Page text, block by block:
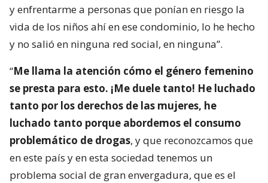
y enfrentarme a personas que ponían en riesgo la
vida de los niños ahí en ese condominio, lo he hecho
y no salió en ninguna red social, en ninguna”.
“Me llama la atención cómo el género femenino
se presta para esto. ¡Me duele tanto! He luchado
tanto por los derechos de las mujeres, he
luchado tanto porque abordemos el consumo
problemático de drogas, y que reconozcamos que
en este país y en esta sociedad tenemos un
problema social de gran envergadura, que es el